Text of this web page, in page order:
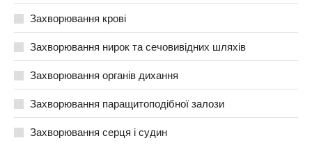
Захворювання крові
Захворювання нирок та сечовивідних шляхів
Захворювання органів дихання
Захворювання паращитоподібної залози
Захворювання серця і судин